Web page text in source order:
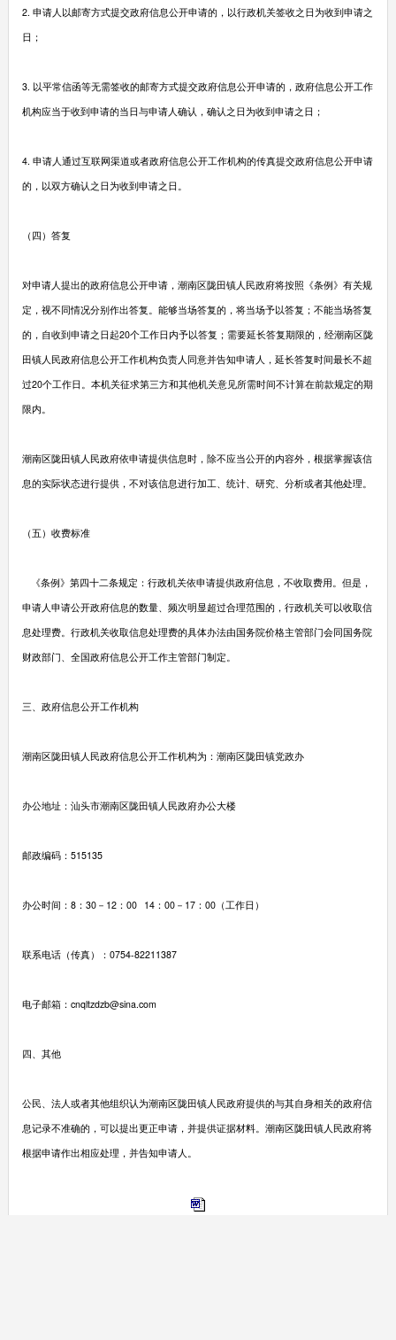
2. 申请人以邮寄方式提交政府信息公开申请的，以行政机关签收之日为收到申请之
日；
3. 以平常信函等无需签收的邮寄方式提交政府信息公开申请的，政府信息公开工作
机构应当于收到申请的当日与申请人确认，确认之日为收到申请之日；
4. 申请人通过互联网渠道或者政府信息公开工作机构的传真提交政府信息公开申请
的，以双方确认之日为收到申请之日。
（四）答复
对申请人提出的政府信息公开申请，潮南区陇田镇人民政府将按照《条例》有关规
定，视不同情况分别作出答复。能够当场答复的，将当场予以答复；不能当场答复
的，自收到申请之日起20个工作日内予以答复；需要延长答复期限的，经潮南区陇
田镇人民政府信息公开工作机构负责人同意并告知申请人，延长答复时间最长不超
过20个工作日。本机关征求第三方和其他机关意见所需时间不计算在前款规定的期
限内。
潮南区陇田镇人民政府依申请提供信息时，除不应当公开的内容外，根据掌握该信
息的实际状态进行提供，不对该信息进行加工、统计、研究、分析或者其他处理。
（五）收费标准
《条例》第四十二条规定：行政机关依申请提供政府信息，不收取费用。但是，
申请人申请公开政府信息的数量、频次明显超过合理范围的，行政机关可以收取信
息处理费。行政机关收取信息处理费的具体办法由国务院价格主管部门会同国务院
财政部门、全国政府信息公开工作主管部门制定。
三、政府信息公开工作机构
潮南区陇田镇人民政府信息公开工作机构为：潮南区陇田镇党政办
办公地址：汕头市潮南区陇田镇人民政府办公大楼
邮政编码：515135
办公时间：8：30－12：00 14：00－17：00（工作日）
联系电话（传真）：0754-82211387
电子邮箱：cnqltzdzb@sina.com
四、其他
公民、法人或者其他组织认为潮南区陇田镇人民政府提供的与其自身相关的政府信
息记录不准确的，可以提出更正申请，并提供证据材料。潮南区陇田镇人民政府将
根据申请作出相应处理，并告知申请人。